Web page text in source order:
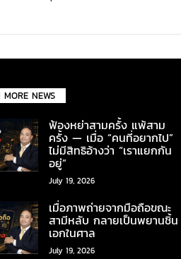
MORE NEWS
ฟ้องหย่าสามครั้ง แพ้สาม
ครั้ง — เมื่อ “คนที่อยากไป”
ไม่มีสิทธิอ้างว่า “เราแยกกัน
อยู่”
July 19, 2026
เมื่อภาพถ่ายจากมือถือขณะ
สามีหลับ กลายเป็นพยานชิ้น
เอกในศาล
July 19, 2026